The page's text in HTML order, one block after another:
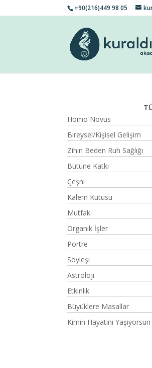
+90(216)449 98 05
Homo Novus
Bireysel/Kişisel Gelişim
Zihin Beden Ruh Sağlığı
Bütüne Katkı
Çeşni
Kalem Kutusu
Mutfak
Organik İşler
Portre
Söyleşi
Astroloji
Etkinlik
Büyüklere Masallar
Kimin Hayatını Yaşıyorsun